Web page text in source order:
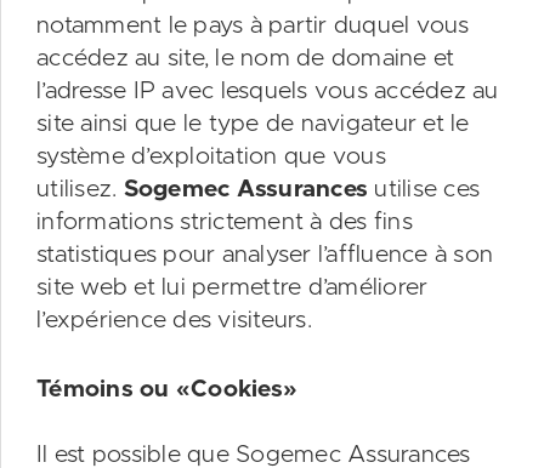
notamment le pays à partir duquel vous
accédez au site, le nom de domaine et
l’adresse IP avec lesquels vous accédez au
site ainsi que le type de navigateur et le
système d’exploitation que vous
utilisez. Sogemec Assurances utilise ces
informations strictement à des fins
statistiques pour analyser l’affluence à son
site web et lui permettre d’améliorer
l’expérience des visiteurs.
Témoins ou «Cookies»
Il est possible que Sogemec Assurances